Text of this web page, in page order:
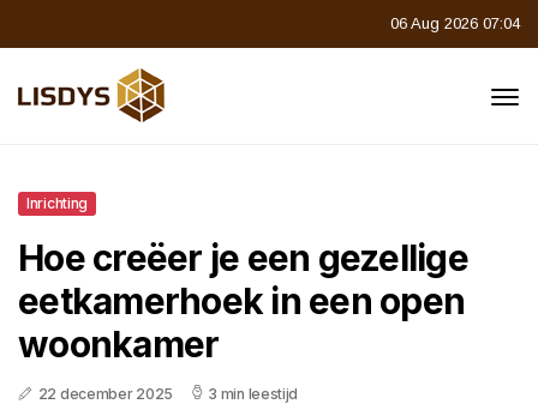
06 Aug 2026 07:04
Inrichting
Hoe creëer je een gezellige
eetkamerhoek in een open
woonkamer
22 december 2025 3 min leestijd